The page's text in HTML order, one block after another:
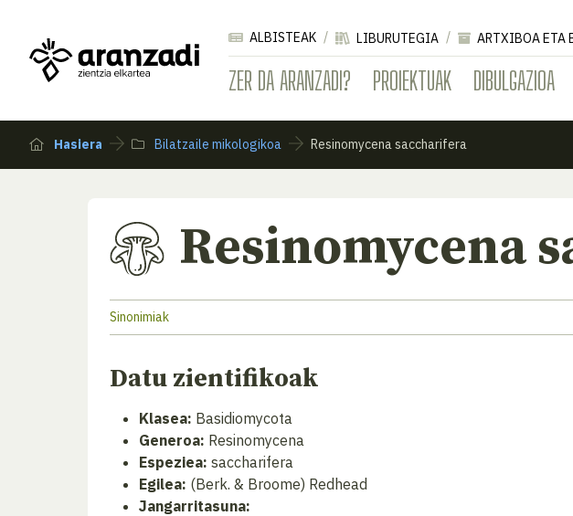
ZER DA ARANZADI? PROIEKTUAK DIBULGAZIOA
ALBISTEAK LIBURUTEGIA ARTXIBOA ETA
Hasiera Bilatzaile mikologikoa Resinomycena saccharifera
Resinomycena
Sinonimiak
Datu zientifikoak
Klasea: Basidiomycota
Generoa: Resinomycena
Espeziea: saccharifera
Egilea: (Berk. & Broome) Redhead
Jangarritasuna: